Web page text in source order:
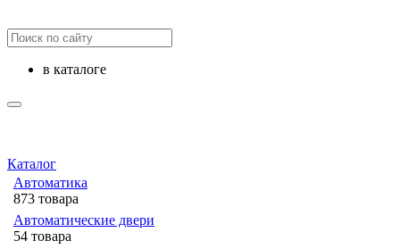
в каталоге
Каталог
Автоматика
873 товара
Автоматические двери
54 товара